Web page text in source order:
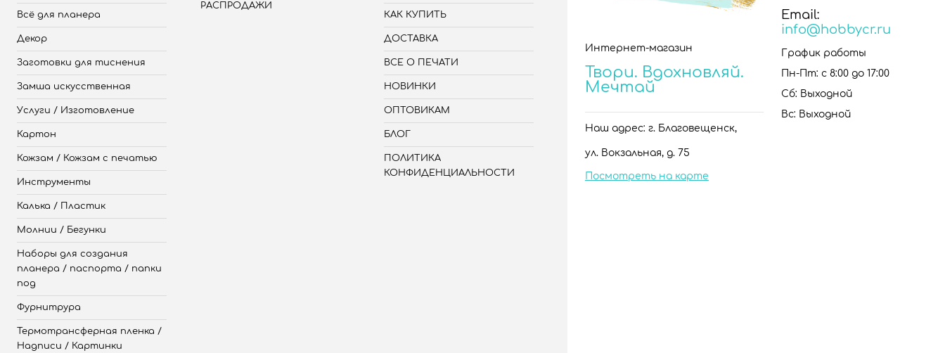
Всё для планера
Декор
Заготовки для тиснения
Замша искусственная
Услуги / Изготовление
Картон
Кожзам / Кожзам с печатью
Инструменты
Калька / Пластик
Молнии / Бегунки
Наборы для создания
планера / паспорта / папки
под
Фурнитрура
Термотрансферная пленка /
Надписи / Картинки
РАСПРОДАЖИ
КАК КУПИТЬ
ДОСТАВКА
ВСЕ О ПЕЧАТИ
НОВИНКИ
ОПТОВИКАМ
БЛОГ
ПОЛИТИКА
КОНФИДЕНЦИАЛЬНОСТИ
Интернет-магазин
Твори. Вдохновляй.
Мечтай
Наш адрес: г. Благовещенск,
ул. Вокзальная, д. 75
Посмотреть на карте
Email:
info@hobbycr.ru
График работы
Пн-Пт: с 8:00 до 17:00
Сб: Выходной
Вс: Выходной